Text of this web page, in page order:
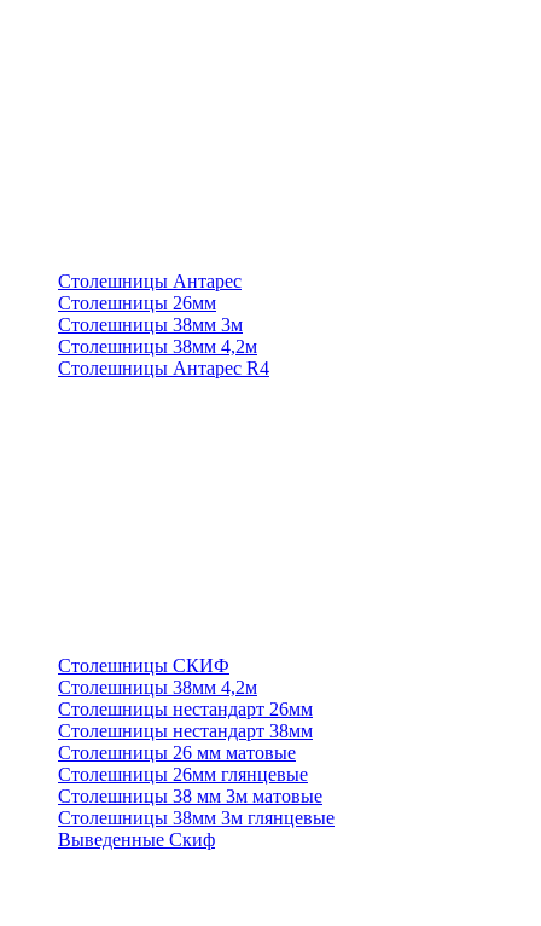
Столешницы Антарес
Столешницы 26мм
Столешницы 38мм 3м
Столешницы 38мм 4,2м
Столешницы Антарес R4
Столешницы СКИФ
Столешницы 38мм 4,2м
Столешницы нестандарт 26мм
Столешницы нестандарт 38мм
Столешницы 26 мм матовые
Столешницы 26мм глянцевые
Столешницы 38 мм 3м матовые
Столешницы 38мм 3м глянцевые
Выведенные Скиф